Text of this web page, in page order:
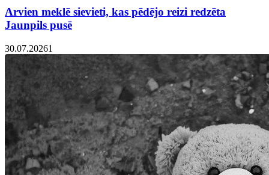
Arvien meklē sievieti, kas pēdējo reizi redzēta
Jaunpils pusē
30.07.20261